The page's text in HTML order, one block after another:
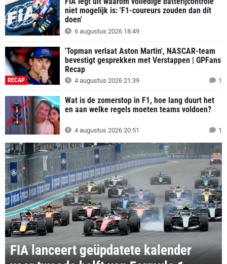
niet mogelijk is: 'F1-coureurs zouden dan dít
doen'
6 augustus 2026 18:49
RECAP
'Topman verlaat Aston Martin', NASCAR-team
bevestigt gesprekken met Verstappen | GPFans
Recap
4 augustus 2026 21:39 1
Wat is de zomerstop in F1, hoe lang duurt het
en aan welke regels moeten teams voldoen?
4 augustus 2026 20:51 1
FIA lanceert geüpdatete kalender